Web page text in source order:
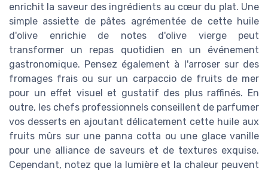
enrichit la saveur des ingrédients au cœur du plat. Une
simple assiette de pâtes agrémentée de cette huile
d'olive enrichie de notes d'olive vierge peut
transformer un repas quotidien en un événement
gastronomique. Pensez également à l'arroser sur des
fromages frais ou sur un carpaccio de fruits de mer
pour un effet visuel et gustatif des plus raffinés. En
outre, les chefs professionnels conseillent de parfumer
vos desserts en ajoutant délicatement cette huile aux
fruits mûrs sur une panna cotta ou une glace vanille
pour une alliance de saveurs et de textures exquise.
Cependant, notez que la lumière et la chaleur peuvent